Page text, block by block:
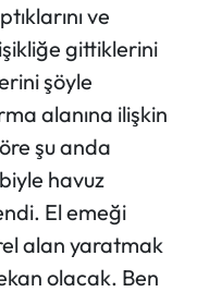
ve
gittiklerini
şöyle
alanına ilişkin
şu anda
havuz
El emeği
alan yaratmak
olacak. Ben